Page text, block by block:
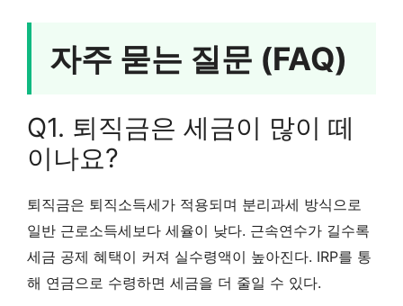
자주 묻는 질문 (FAQ)
Q1. 퇴직금은 세금이 많이 떼
이나요?
퇴직금은 퇴직소득세가 적용되며 분리과세 방식으로
일반 근로소득세보다 세율이 낮다. 근속연수가 길수록
세금 공제 혜택이 커져 실수령액이 높아진다. IRP를 통
해 연금으로 수령하면 세금을 더 줄일 수 있다.